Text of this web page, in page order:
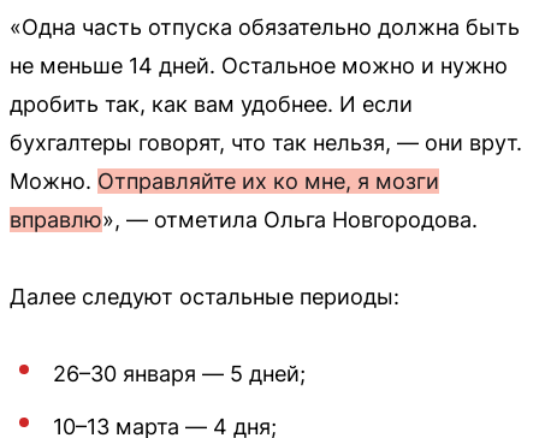
«Одна часть отпуска обязательно должна быть
не меньше 14 дней. Остальное можно и нужно
дробить так, как вам удобнее. И если
бухгалтеры говорят, что так нельзя, — они врут.
Можно. Отправляйте их ко мне, я мозги
вправлю», — отметила Ольга Новгородова.
Далее следуют остальные периоды:
26–30 января — 5 дней;
10–13 марта — 4 дня;